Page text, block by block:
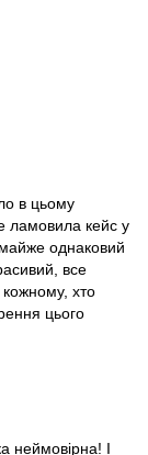
в цьому
ламовила кейс у
однаковий
все
хто
цього
неймовірна! І